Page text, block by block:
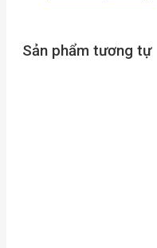
Sản phẩm tương tự